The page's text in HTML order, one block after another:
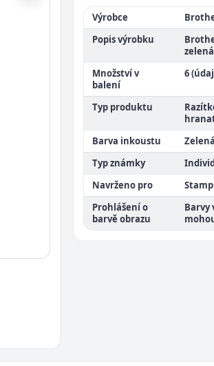
Výrobce
Popis výrobku
Množství v
balení
6
Typ produktu
Barva inkoustu
Zelená
Typ známky
Navrženo pro
Prohlášení o
barvě obrazu
Barvy